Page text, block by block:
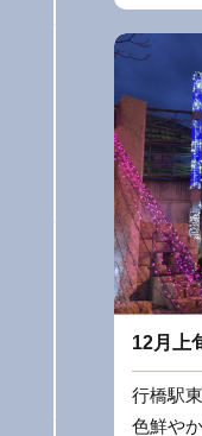
12月上
行橋駅
色鮮や